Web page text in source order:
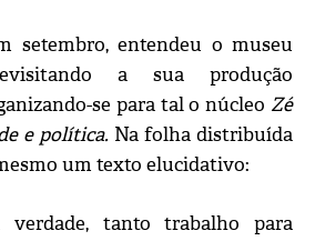
setembro, entendeu o museu
a sua produção
se para tal o núcleo Zé
e política. Na folha distribuída
um texto elucidativo:
verdade, tanto trabalho para